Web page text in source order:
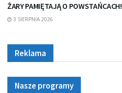
ŻARY PAMIĘTAJĄ O POWSTAŃCACH!
3 SIERPNIA 2026
Reklama
Nasze programy